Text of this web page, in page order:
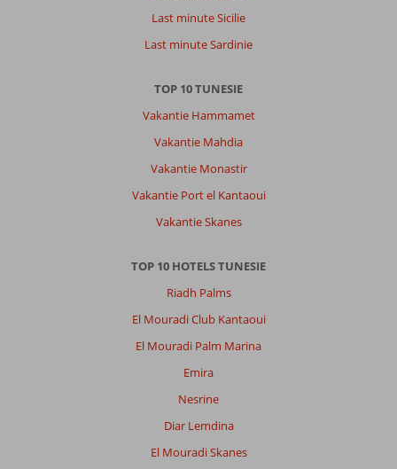
Last minute Sicilie
Last minute Sardinie
TOP 10 TUNESIE
Vakantie Hammamet
Vakantie Mahdia
Vakantie Monastir
Vakantie Port el Kantaoui
Vakantie Skanes
TOP 10 HOTELS TUNESIE
Riadh Palms
El Mouradi Club Kantaoui
El Mouradi Palm Marina
Emira
Nesrine
Diar Lemdina
El Mouradi Skanes